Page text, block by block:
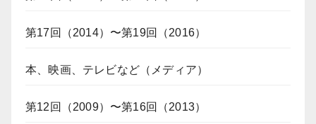
第17回（2014）〜第19回（2016）
本、映画、テレビなど（メディア）
第12回（2009）〜第16回（2013）